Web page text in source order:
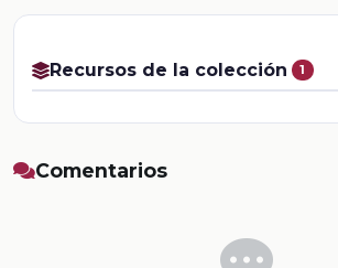
Recursos de la colección 1
Comentarios